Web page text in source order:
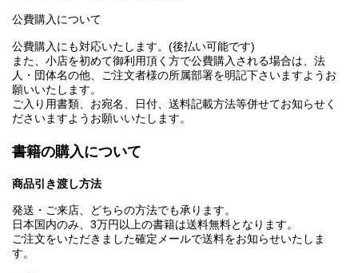
公費購入について
公費購入にも対応いたします。(後払い可能です)
また、小店を初めて御利用頂く方で公費購入される場合は、法
人・団体名の他、ご注文者様の所属部署を明記下さいますようお
願いいたします。
ご入り用書類、お宛名、日付、送料記載方法等併せてお知らせく
ださいますようお願いいたします。
書籍の購入について
商品引き渡し方法
発送・ご来店、どちらの方法でも承ります。
日本国内のみ、3万円以上の書籍は送料無料となります。
ご注文をいただきました確定メールで送料をお知らせいたしま
す。